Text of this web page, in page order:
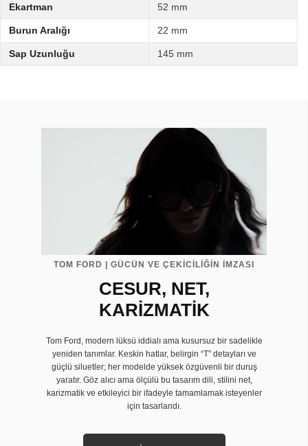
Ekartman 52 mm
Burun Aralığı 22 mm
Sap Uzunluğu 145 mm
TOM FORD | GÜCÜN VE ÇEKİCİLİĞİN İMZASI
CESUR, NET,
KARİZMATİK
Tom Ford, modern lüksü iddialı ama kusursuz bir sadelikle
yeniden tanımlar. Keskin hatlar, belirgin “T” detayları ve
güçlü siluetler; her modelde yüksek özgüvenli bir duruş
yaratır. Göz alıcı ama ölçülü bu tasarım dili, stilini net,
karizmatik ve etkileyici bir ifadeyle tamamlamak isteyenler
için tasarlandı.